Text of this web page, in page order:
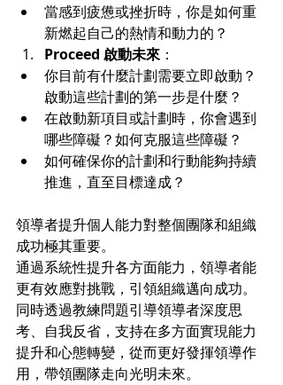
當感到疲憊或挫折時，你是如何重
新燃起自己的熱情和動力的？
Proceed 啟動未來 ：
你目前有什麼計劃需要立即啟動？
啟動這些計劃的第一步是什麼？
在啟動新項目或計劃時，你會遇到
哪些障礙？如何克服這些障礙？
如何確保你的計劃和行動能夠持續
推進，直至目標達成？
領導者提升個人能力對整個團隊和組織
成功極其重要。
通過系統性提升各方面能力，領導者能
更有效應對挑戰，引領組織邁向成功。
同時透過教練問題引導領導者深度思
考、自我反省，支持在多方面實現能力
提升和心態轉變，從而更好發揮領導作
用，帶領團隊走向光明未來。